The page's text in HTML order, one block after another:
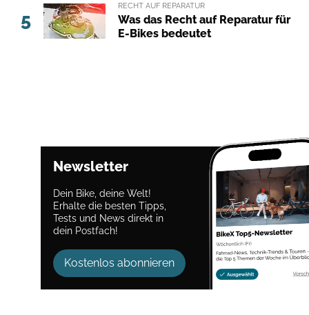
5
RECHT AUF REPARATUR
Was das Recht auf Reparatur für
E-Bikes bedeutet
Newsletter
Dein Bike, deine Welt!
Erhalte die besten Tipps,
Tests und News direkt in
dein Postfach!
Kostenlos abonnieren